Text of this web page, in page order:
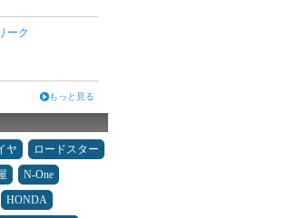
ーク
もっと見る
ヤ
ロードスター
N-One
HONDA